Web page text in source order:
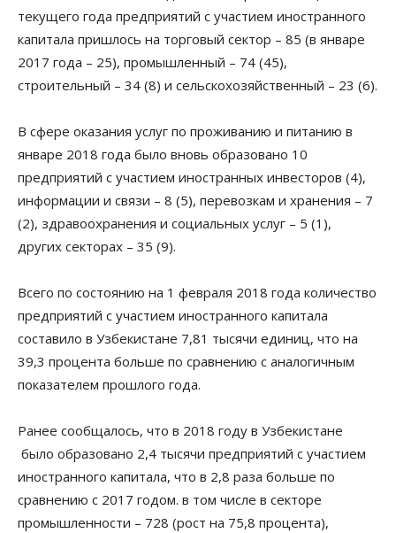
текущего года предприятий с участием иностранного
капитала пришлось на торговый сектор – 85 (в январе
2017 года – 25), промышленный – 74 (45),
строительный – 34 (8) и сельскохозяйственный – 23 (6).
В сфере оказания услуг по проживанию и питанию в
январе 2018 года было вновь образовано 10
предприятий с участием иностранных инвесторов (4),
информации и связи – 8 (5), перевозкам и хранения – 7
(2), здравоохранения и социальных услуг – 5 (1),
других секторах – 35 (9).
Всего по состоянию на 1 февраля 2018 года количество
предприятий с участием иностранного капитала
составило в Узбекистане 7,81 тысячи единиц, что на
39,3 процента больше по сравнению с аналогичным
показателем прошлого года.
Ранее сообщалось, что в 2018 году в Узбекистане
было образовано 2,4 тысячи предприятий с участием
иностранного капитала, что в 2,8 раза больше по
сравнению с 2017 годом. в том числе в секторе
промышленности – 728 (рост на 75,8 процента),